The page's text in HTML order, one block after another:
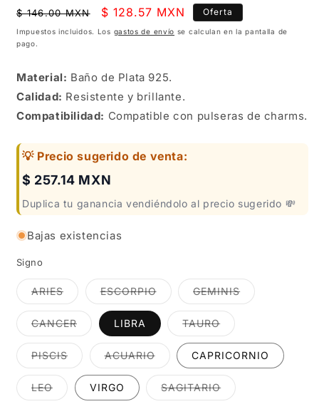
Precio
habitual
$ 146.00 MXN
Precio
de
$ 128.57 MXN Oferta
Impuestos incluidos. Los gastos de envío se calculan en la pantalla de
pago.
Material: Baño de Plata 925.
Calidad: Resistente y brillante.
Compatibilidad: Compatible con pulseras de charms.
💡 Precio sugerido de venta:
$ 257.14 MXN
Duplica tu ganancia vendiéndolo al precio sugerido 💸
Bajas existencias
Signo
ARIESVariante
agotada
o
no
disponible
ESCORPIOVariante
agotada
o
no
disponible
GEMINISVariante
agotada
CANCERVariante
agotada
no
disponible
LIBRA TAUROVariante
agotada
o
no
disponible
PISCISVariante
agotada
no
disponible
ACUARIOVariante
agotada
o
no
disponible
CAPRICORNIO
LEOVariante
agotada
VIRGO SAGITARIOVariante
agotada